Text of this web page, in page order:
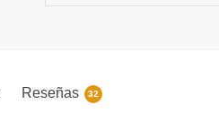
Reseñas 32